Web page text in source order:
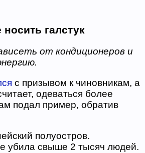
галстук
от кондиционеров и
с призывом к чиновникам, а
одеваться более
подал пример, обратив
полуостров.
убила свыше 2 тысяч людей.